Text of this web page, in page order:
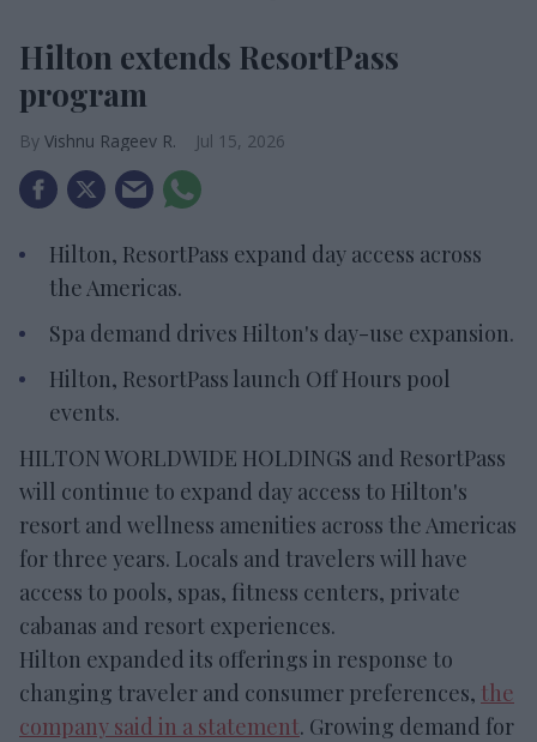
Hilton extends ResortPass
program
Vishnu Rageev R. Jul 15, 2026
Hilton, ResortPass expand day access across
the Americas.
Spa demand drives Hilton's day-use expansion.
Hilton, ResortPass launch Off Hours pool
events.
HILTON WORLDWIDE HOLDINGS and ResortPass
will continue to expand day access to Hilton's
resort and wellness amenities across the Americas
for three years. Locals and travelers will have
access to pools, spas, fitness centers, private
cabanas and resort experiences.
Hilton expanded its offerings in response to
changing traveler and consumer preferences, the
company said in a statement. Growing demand for